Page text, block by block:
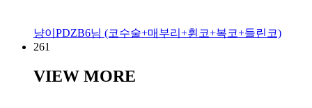
냥이PDZB6님 (코수술+매부리+휜코+복코+들린코)
261
VIEW MORE